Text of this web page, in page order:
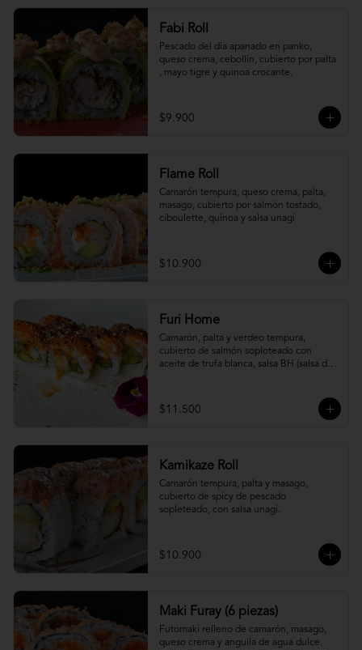
Fabi Roll
Pescado del día apanado en panko,
queso crema, cebollín, cubierto por palta
, mayo tigre y quinoa crocante.
$9.900
Flame Roll
Camarón tempura, queso crema, palta,
masago, cubierto por salmón tostado,
ciboulette, quínoa y salsa unagi
$10.900
Furi Home
Camarón, palta y verdeo tempura,
cubierto de salmón soploteado con
aceite de trufa blanca, salsa BH (salsa de
$11.500
Kamikaze Roll
Camarón tempura, palta y masago,
cubierto de spicy de pescado
sopleteado, con salsa unagi.
$10.900
Maki Furay (6 piezas)
Futomaki relleno de camarón, masago,
queso crema y anguila de agua dulce.